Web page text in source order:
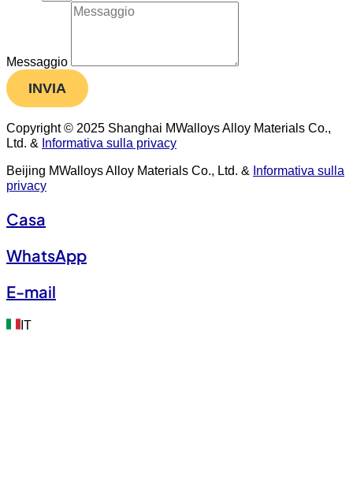
Messaggio
INVIA
Copyright © 2025 Shanghai MWalloys Alloy Materials Co.,
Ltd. & Informativa sulla privacy
Beijing MWalloys Alloy Materials Co., Ltd. & Informativa sulla
privacy
Casa
WhatsApp
E-mail
IT